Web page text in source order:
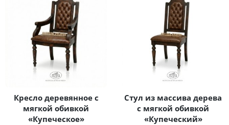
Кресло деревянное с
мягкой обивкой
«Купеческое»
Стул из массива дерева
с мягкой обивкой
«Купеческий»